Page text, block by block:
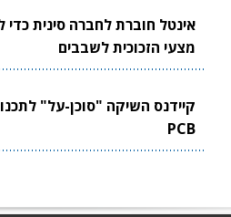
אינטל חוברת לחברה סינית
מצעי הזכוכית לשבבים
קיידנס השיקה "סוכן-על"
PCB